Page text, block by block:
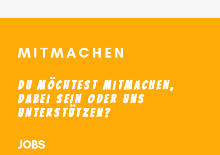
MITMACHEN
DU MÖCHTEST MITMACHEN,
DABEI SEIN ODER UNS
UNTERSTÜTZEN?
JOBS